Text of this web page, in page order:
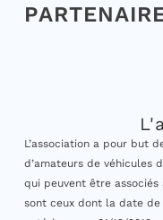
L’association a pour but
d’amateurs de véhicules
qui peuvent être
sont ceux dont la date